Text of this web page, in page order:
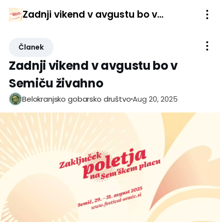
Zadnji vikend v avgustu bo v Semiču živahno
Članek
Zadnji vikend v avgustu bo v
Semiču živahno
Belokranjsko gobarsko društvoAug 20, 2025